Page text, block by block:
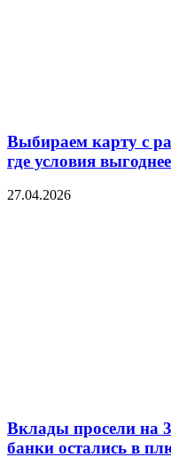
Выбираем карту с
где условия
27.04.2026
Вклады просели на
банки остались в